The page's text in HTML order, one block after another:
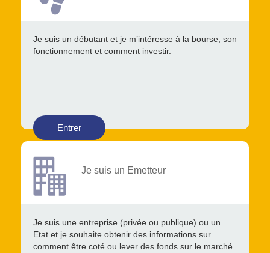
Je suis un débutant et je m’intéresse à la bourse, son
fonctionnement et comment investir.
Entrer
Je suis un Emetteur
Je suis une entreprise (privée ou publique) ou un
Etat et je souhaite obtenir des informations sur
comment être coté ou lever des fonds sur le marché